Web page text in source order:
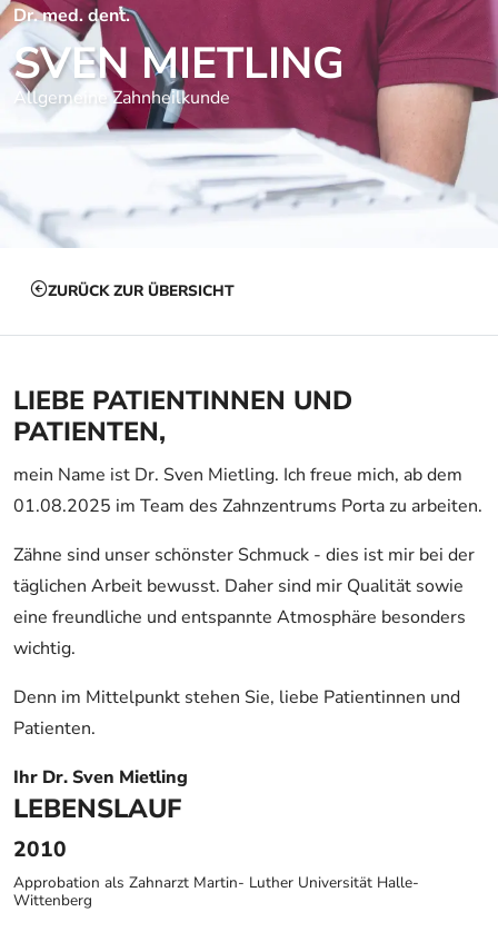
Dr. med. dent.
SVEN MIETLING
Allgemeine Zahnheilkunde
ZURÜCK ZUR ÜBERSICHT
LIEBE PATIENTINNEN UND
PATIENTEN,
mein Name ist Dr. Sven Mietling. Ich freue mich, ab dem
01.08.2025 im Team des Zahnzentrums Porta zu arbeiten.
Zähne sind unser schönster Schmuck - dies ist mir bei der
täglichen Arbeit bewusst. Daher sind mir Qualität sowie
eine freundliche und entspannte Atmosphäre besonders
wichtig.
Denn im Mittelpunkt stehen Sie, liebe Patientinnen und
Patienten.
Ihr Dr. Sven Mietling
LEBENSLAUF
2010
Approbation als Zahnarzt Martin- Luther Universität Halle-
Wittenberg